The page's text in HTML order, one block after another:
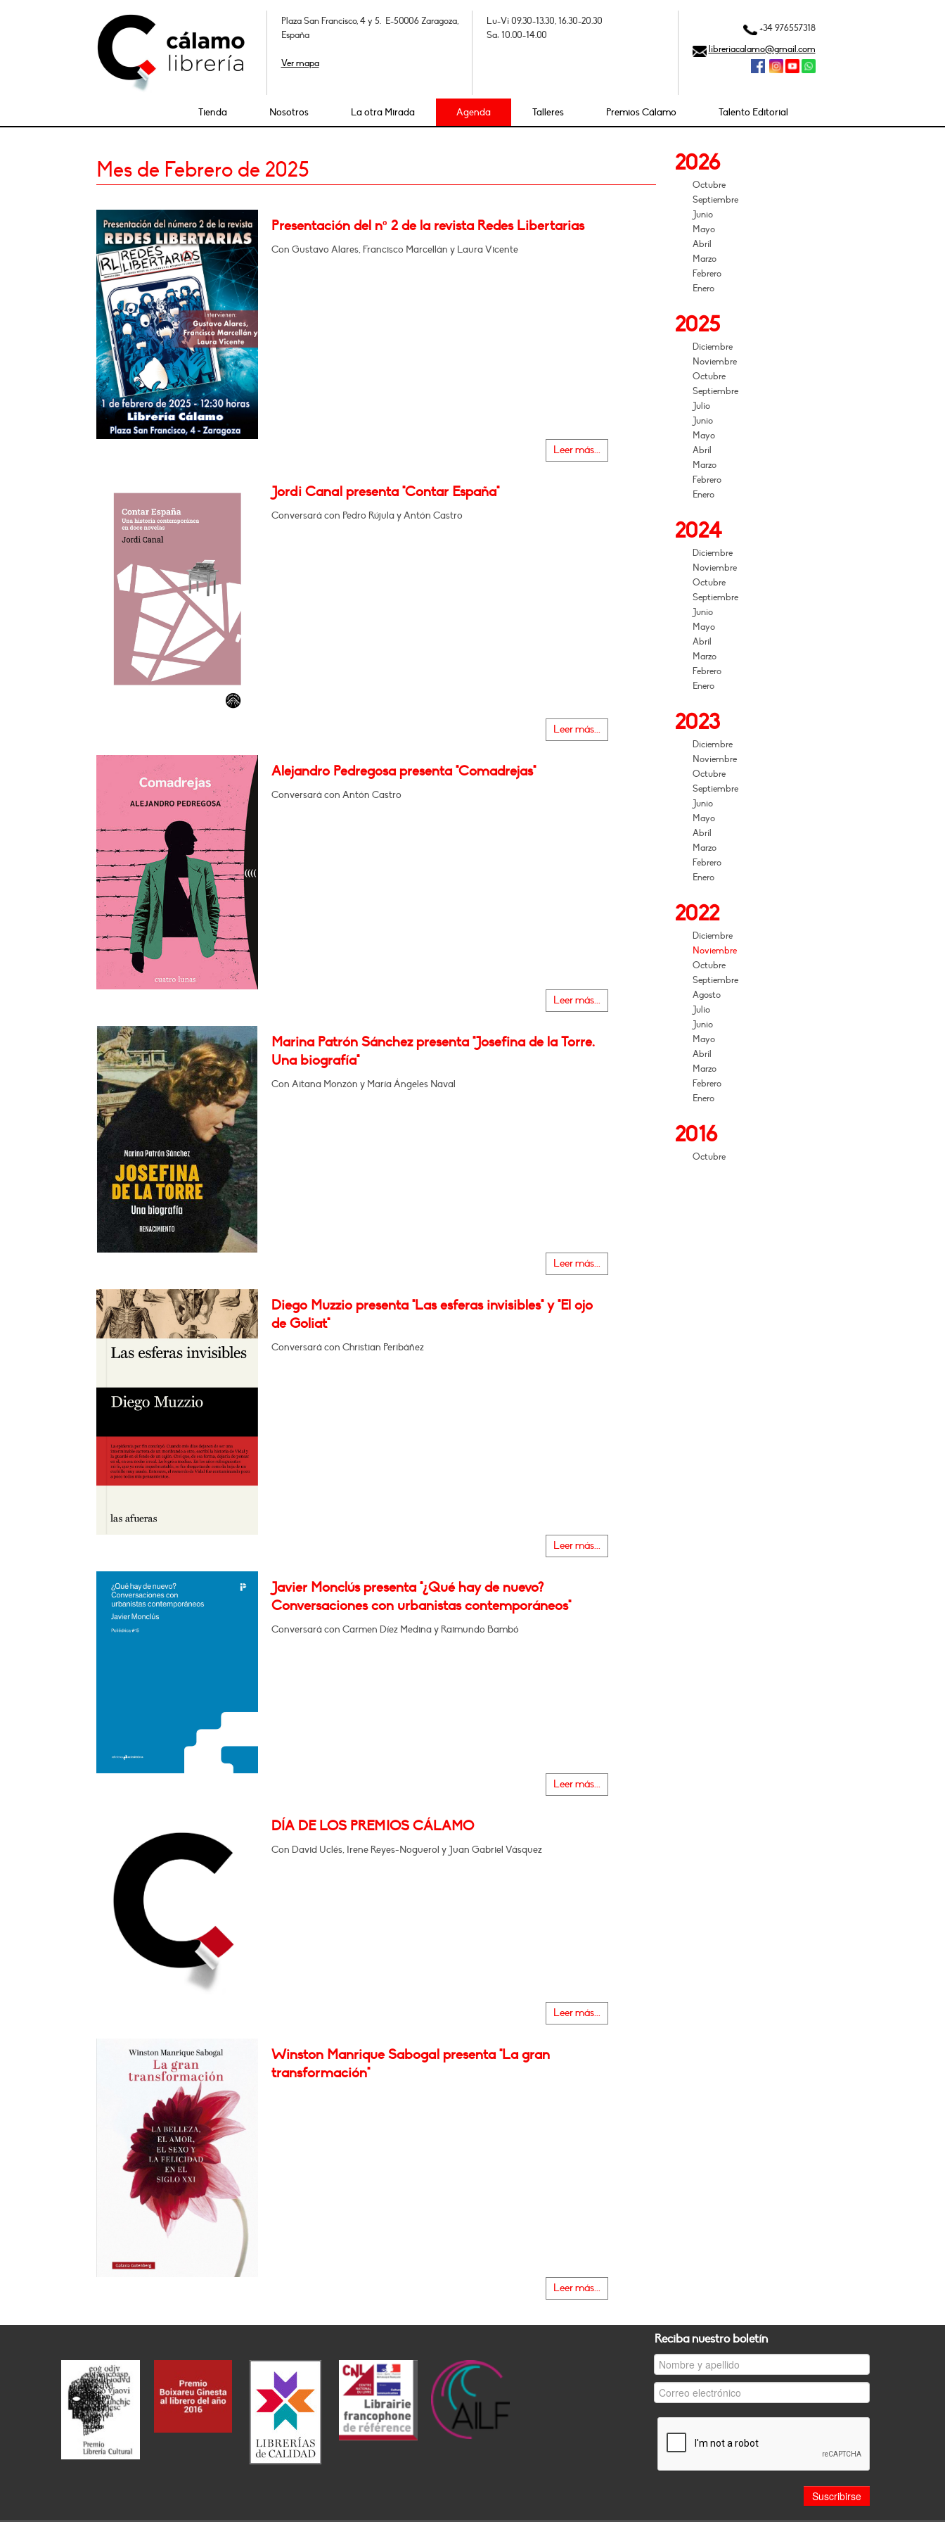
Plaza San Francisco, 4 y 5. E-50006 Zaragoza,
España
Ver mapa
Lu-Vi 09.30-13.30, 16.30-20.30
Sa: 10.00-14.00
+34 976557318
libreriacalamo@gmail.com
Tienda Nosotros La otra Mirada Agenda Talleres Premios Cálamo Talento Editorial
Mes de Febrero de 2025
Presentación del nº 2 de la revista Redes Libertarias
Con Gustavo Alares, Francisco Marcellán y Laura Vicente
Leer más...
Jordi Canal presenta "Contar España"
Conversará con Pedro Rújula y Antón Castro
Leer más...
Alejandro Pedregosa presenta "Comadrejas"
Conversará con Antón Castro
Leer más...
Marina Patrón Sánchez presenta "Josefina de la Torre.
Una biografía"
Con Aitana Monzón y María Ángeles Naval
Leer más...
Diego Muzzio presenta "Las esferas invisibles" y "El ojo
de Goliat"
Conversará con Christian Peribáñez
Leer más...
Javier Monclús presenta "¿Qué hay de nuevo?
Conversaciones con urbanistas contemporáneos"
Conversará con Carmen Díez Medina y Raimundo Bambó
Leer más...
DÍA DE LOS PREMIOS CÁLAMO
Con David Uclés, Irene Reyes-Noguerol y Juan Gabriel Vásquez
Leer más...
Winston Manrique Sabogal presenta "La gran
transformación"
Leer más...
2026
Octubre
Septiembre
Junio
Mayo
Abril
Marzo
Febrero
Enero
2025
Diciembre
Noviembre
Octubre
Septiembre
Julio
Junio
Mayo
Abril
Marzo
Febrero
Enero
2024
Diciembre
Noviembre
Octubre
Septiembre
Junio
Mayo
Abril
Marzo
Febrero
Enero
2023
Diciembre
Noviembre
Octubre
Septiembre
Junio
Mayo
Abril
Marzo
Febrero
Enero
2022
Diciembre
Noviembre
Octubre
Septiembre
Agosto
Julio
Junio
Mayo
Abril
Marzo
Febrero
Enero
2016
Octubre
Reciba nuestro boletín